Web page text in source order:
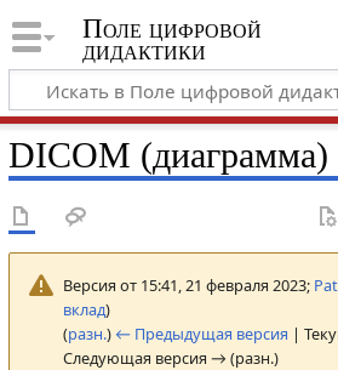
Поле цифровой
дидактики
DICOM (диаграмма)
Версия от 15:41, 21 февраля 2023;
вклад)
(разн.) ← Предыдущая версия |
Следующая версия → (разн.)